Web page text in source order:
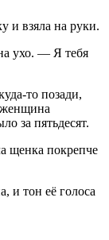
и взяла на руки.
ухо. — Я тебя
то позади,
женщина
за пятьдесят.
щенка покрепче
тон её голоса